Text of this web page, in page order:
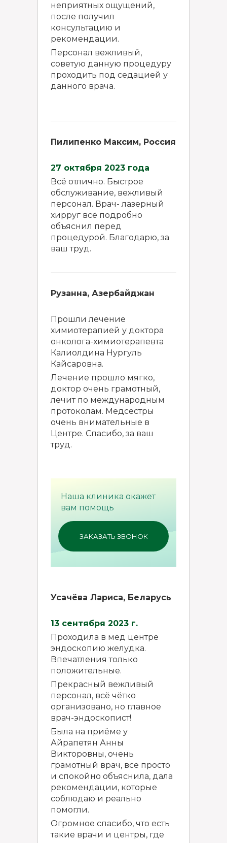
неприятных ощущений,
после получил
консультацию и
рекомендации.
Персонал вежливый,
советую данную процедуру
проходить под седацией у
данного врача.
Пилипенко Максим, Россия
27 октября 2023 года
Всё отлично. Быстрое
обслуживание, вежливый
персонал. Врач- лазерный
хирруг всё подробно
объяснил перед
процедурой. Благодарю, за
ваш труд.
Рузанна, Азербайджан
Прошли лечение
химиотерапией у доктора
онколога-химиотерапевта
Калиолдина Нургуль
Кайсаровна.
Лечение прошло мягко,
доктор очень грамотный,
лечит по международным
протоколам. Медсестры
очень внимательные в
Центре. Спасибо, за ваш
труд.
Наша клиника окажет
вам помощь
ЗАКАЗАТЬ ЗВОНОК
Усачёва Лариса, Беларусь
13 сентября 2023 г.
Проходила в мед центре
эндоскопию желудка.
Впечатления только
положительные.
Прекрасный вежливый
персонал, всё чётко
организовано, но главное
врач-эндоскопист!
Была на приёме у
Айрапетян Анны
Викторовны, очень
грамотный врач, все просто
и спокойно объяснила, дала
рекомендации, которые
соблюдаю и реально
помогли.
Огромное спасибо, что есть
такие врачи и центры, где